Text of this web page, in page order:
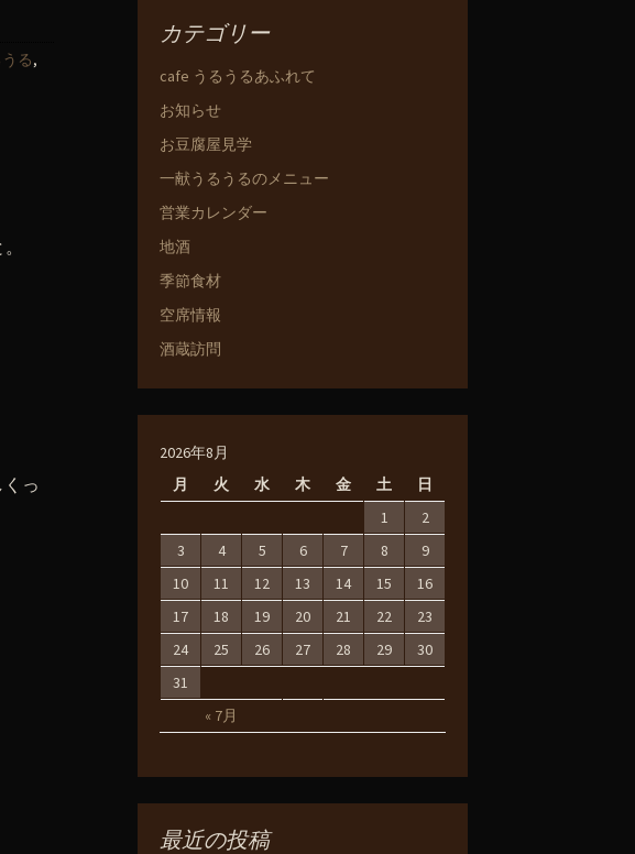
る,
っ
カテゴリー
cafe うるうるあふれて
お知らせ
お豆腐屋見学
一献うるうるのメニュー
営業カレンダー
地酒
季節食材
空席情報
酒蔵訪問
2026年8月
月
火 水 木 金 土 日
« 7月
1
2
3
4 5 6 7 8
9
10
11 12 13 14 15
16
17
18 19 20 21 22
23
24
25 26 27 28 29
30
31
最近の投稿